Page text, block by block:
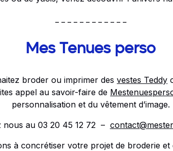
Mes Tenues perso
broder ou imprimer desvestes Teddy
appel au savoir-faire de
personnalisation et du vêtement d’image.
nous au 03 20 45 12 72 –
à concrétiser votre projet de broderie et